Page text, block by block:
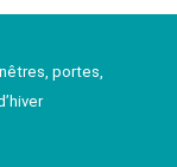
portes,